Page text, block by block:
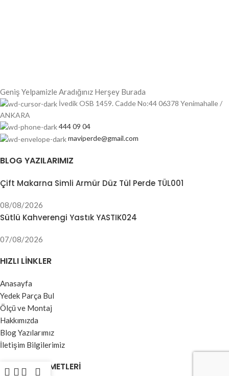
Geniş Yelpamizle Aradığınız Herşey Burada
İvedik OSB 1459. Cadde No:44 06378 Yenimahalle /
ANKARA
444 09 04
maviperde@gmail.com
BLOG YAZILARIMIZ
Çift Makarna Simli Armür Düz Tül Perde TÜL001
08/08/2026
Sütlü Kahverengi Yastık YASTIK024
07/08/2026
HIZLI LINKLER
Anasayfa
Yedek Parça Bul
Ölçü ve Montaj
Hakkımızda
Blog Yazılarımız
İletişim Bilgilerimiz
MÜŞTERI HIZMETLERI